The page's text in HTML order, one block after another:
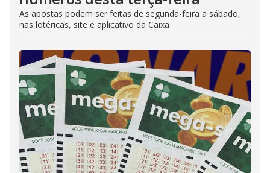
As apostas podem ser feitas de segunda-feira a sábado,
nas lotéricas, site e aplicativo da Caixa